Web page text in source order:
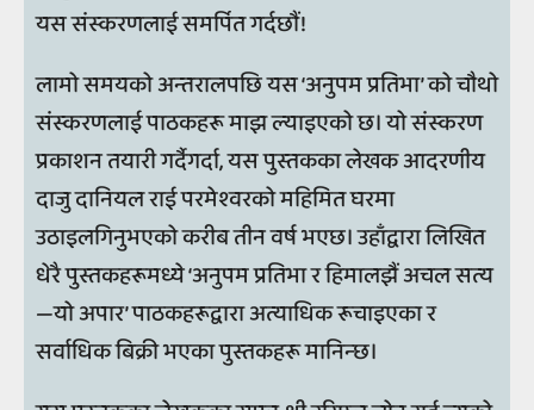
यस संस्करणलाई समर्पित गर्दछौं!
लामो समयको अन्तरालपछि यस ‘अनुपम प्रतिभा’ को चौथो
संस्करणलाई पाठकहरू माझ ल्याइएको छ। यो संस्करण
प्रकाशन तयारी गर्दैगर्दा, यस पुस्तकका लेखक आदरणीय
दाजु दानियल राई परमेश्‍वरको महिमित घरमा
उठाइलगिनुभएको करीब तीन वर्ष भएछ। उहाँद्वारा लिखित
धेरै पुस्तकहरूमध्ये ‘अनुपम प्रतिभा र हिमालझैं अचल सत्य
—यो अपार’ पाठकहरूद्वारा अत्याधिक रूचाइएका र
सर्वाधिक बिक्री भएका पुस्तकहरू मानिन्‍छ।